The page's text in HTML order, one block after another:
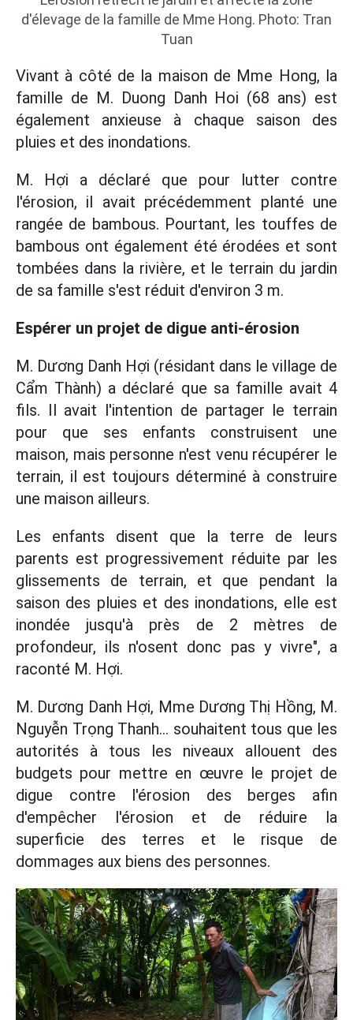
d'élevage de la famille de Mme Hong. Photo: Tran
Tuan
Vivant à côté de la maison de Mme Hong, la
famille de M. Duong Danh Hoi (68 ans) est
également anxieuse à chaque saison des
pluies et des inondations.
M. Hợi a déclaré que pour lutter contre
l'érosion, il avait précédemment planté une
rangée de bambous. Pourtant, les touffes de
bambous ont également été érodées et sont
tombées dans la rivière, et le terrain du jardin
de sa famille s'est réduit d'environ 3 m.
Espérer un projet de digue anti-érosion
M. Dương Danh Hợi (résidant dans le village de
Cẩm Thành) a déclaré que sa famille avait 4
fils. Il avait l'intention de partager le terrain
pour que ses enfants construisent une
maison, mais personne n'est venu récupérer le
terrain, il est toujours déterminé à construire
une maison ailleurs.
Les enfants disent que la terre de leurs
parents est progressivement réduite par les
glissements de terrain, et que pendant la
saison des pluies et des inondations, elle est
inondée jusqu'à près de 2 mètres de
profondeur, ils n'osent donc pas y vivre", a
raconté M. Hợi.
M. Dương Danh Hợi, Mme Dương Thị Hồng, M.
Nguyễn Trọng Thanh... souhaitent tous que les
autorités à tous les niveaux allouent des
budgets pour mettre en œuvre le projet de
digue contre l'érosion des berges afin
d'empêcher l'érosion et de réduire la
superficie des terres et le risque de
dommages aux biens des personnes.